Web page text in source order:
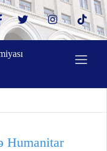
Humanitar